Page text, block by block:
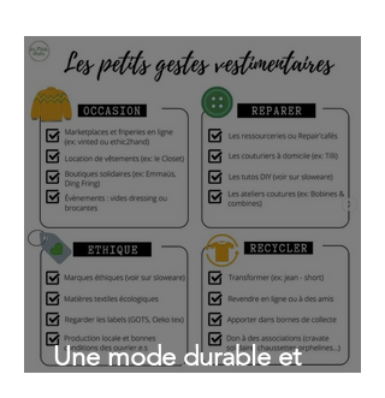
Une mode durable et